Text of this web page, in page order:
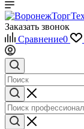
Заказать звонок
Сравнение0